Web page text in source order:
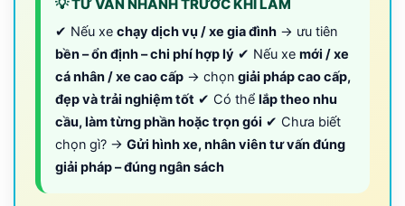
💡 TƯ VẤN NHANH TRƯỚC KHI LÀM
✔ Nếu xe chạy dịch vụ / xe gia đình → ưu tiên
bền – ổn định – chi phí hợp lý ✔ Nếu xe mới / xe
cá nhân / xe cao cấp → chọn giải pháp cao cấp,
đẹp và trải nghiệm tốt ✔ Có thể lắp theo nhu
cầu, làm từng phần hoặc trọn gói ✔ Chưa biết
chọn gì? → Gửi hình xe, nhân viên tư vấn đúng
giải pháp – đúng ngân sách